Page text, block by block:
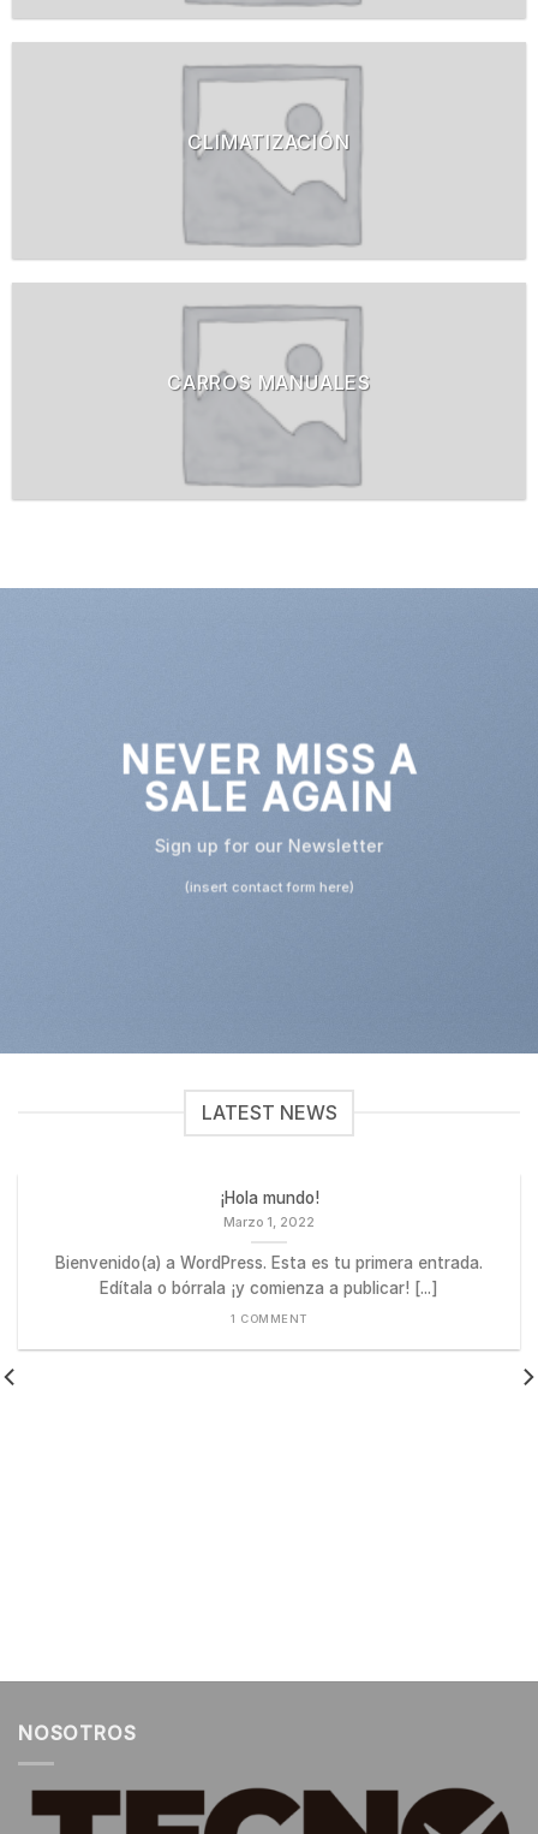
CLIMATIZACIÓN
CARROS MANUALES
NEVER MISS A
SALE AGAIN
Sign up for our Newsletter
(insert contact form here)
LATEST NEWS
¡Hola mundo!
Marzo 1, 2022
Bienvenido(a) a WordPress. Esta es tu primera entrada.
Edítala o bórrala ¡y comienza a publicar! [...]
1 COMMENT
NOSOTROS